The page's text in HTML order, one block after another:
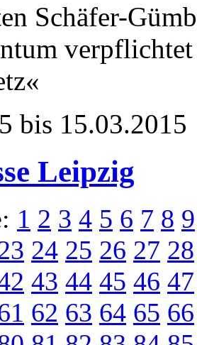
Schäfer-
bis 15.03.2015
Leipzig
1 2 3 4 5 6 7 8 9
24 25 26 27 28
43 44 45 46 47
62 63 64 65 66